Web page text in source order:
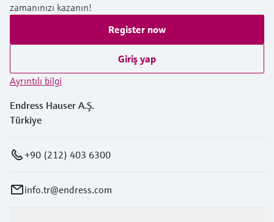
zamanınızı kazanın!
Register now
Giriş yap
Ayrıntılı bilgi
Endress Hauser A.Ş.
Türkiye
+90 (212) 403 6300
info.tr@endress.com